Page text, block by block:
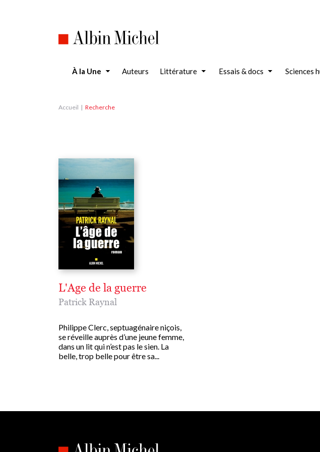
À la Une Auteurs Littérature Essais & docs Sciences
Accueil Recherche
L'Age de la guerre
Patrick Raynal
Philippe Clerc, septuagénaire niçois,
se réveille auprès d’une jeune femme,
dans un lit qui n’est pas le sien. La
belle, trop belle pour être sa...